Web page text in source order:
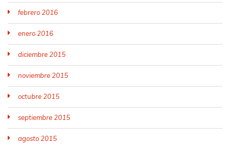
febrero 2016
enero 2016
diciembre 2015
noviembre 2015
octubre 2015
septiembre 2015
agosto 2015